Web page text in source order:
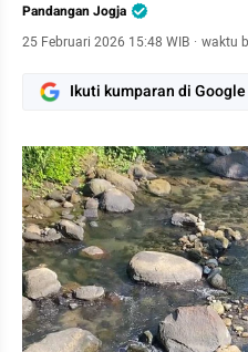
Pandangan Jogja
25 Februari 2026 15:48 WIB · waktu
Ikuti kumparan di Google